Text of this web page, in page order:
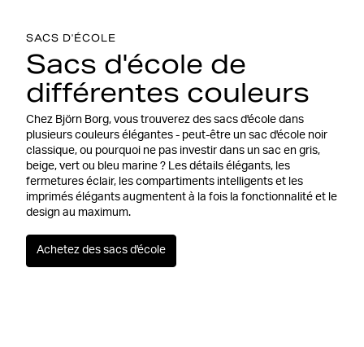
SACS D'ÉCOLE
Sacs d'école de
différentes couleurs
Chez Björn Borg, vous trouverez des sacs d'école dans
plusieurs couleurs élégantes - peut-être un sac d'école noir
classique, ou pourquoi ne pas investir dans un sac en gris,
beige, vert ou bleu marine ? Les détails élégants, les
fermetures éclair, les compartiments intelligents et les
imprimés élégants augmentent à la fois la fonctionnalité et le
design au maximum.
Achetez des sacs d'école